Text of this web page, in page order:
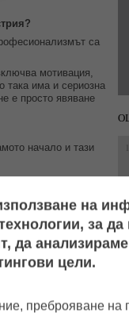
са
мотивация,
така има и сериозна
е просто явяване
начало и тази
на
за
да анализираме
цели.
преброяване на